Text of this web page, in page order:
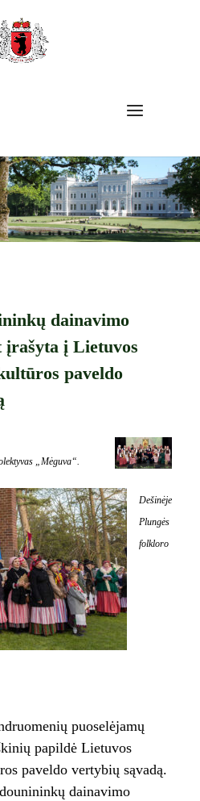
dainavimo
įrašyta į Lietuvos
paveldo
„Mėguva“.
Dešinėje
Plungės
folkloro
puoselėjamų
papildė Lietuvos
paveldo vertybių sąvadą.
dainavimo